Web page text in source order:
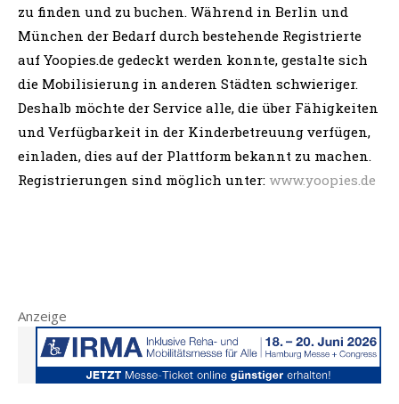
zu finden und zu buchen. Während in Berlin und
München der Bedarf durch bestehende Registrierte
auf Yoopies.de gedeckt werden konnte, gestalte sich
die Mobilisierung in anderen Städten schwieriger.
Deshalb möchte der Service alle, die über Fähigkeiten
und Verfügbarkeit in der Kinderbetreuung verfügen,
einladen, dies auf der Plattform bekannt zu machen.
Registrierungen sind möglich unter: www.yoopies.de
Anzeige